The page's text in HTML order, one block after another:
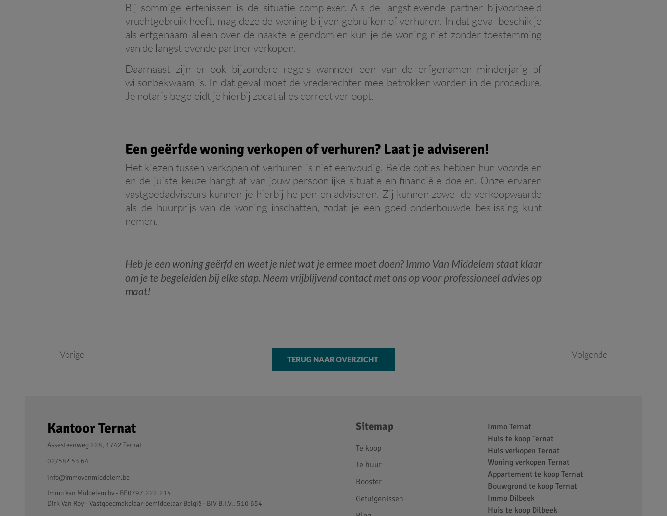
Bij sommige erfenissen is de situatie complexer. Als de langstlevende partner bijvoorbeeld
vruchtgebruik heeft, mag deze de woning blijven gebruiken of verhuren. In dat geval beschik je
als erfgenaam alleen over de naakte eigendom en kun je de woning niet zonder toestemming
van de langstlevende partner verkopen.
Daarnaast zijn er ook bijzondere regels wanneer een van de erfgenamen minderjarig of
wilsonbekwaam is. In dat geval moet de vrederechter mee betrokken worden in de procedure.
Je notaris begeleidt je hierbij zodat alles correct verloopt.
Een geërfde woning verkopen of verhuren? Laat je adviseren!
Het kiezen tussen verkopen of verhuren is niet eenvoudig. Beide opties hebben hun voordelen
en de juiste keuze hangt af van jouw persoonlijke situatie en financiële doelen. Onze ervaren
vastgoedadviseurs kunnen je hierbij helpen en adviseren. Zij kunnen zowel de verkoopwaarde
als de huurprijs van de woning inschatten, zodat je een goed onderbouwde beslissing kunt
nemen.
Heb je een woning geërfd en weet je niet wat je ermee moet doen? Immo Van Middelem staat klaar
om je te begeleiden bij elke stap. Neem vrijblijvend contact met ons op voor professioneel advies op
maat!
Vorige Volgende
TERUG NAAR OVERZICHT
Kantoor Ternat
Assesteenweg 228, 1742 Ternat
02/582 53 64
info@immovanmiddelem.be
Immo Van Middelem bv - BE0797.222.214
Dirk Van Roy - Vastgoedmakelaar-bemiddelaar België - BIV B.I.V.: 510 654
Sitemap
Te koop
Te huur
Booster
Getuigenissen
Immo Ternat
Huis te koop Ternat
Huis verkopen Ternat
Woning verkopen Ternat
Appartement te koop Ternat
Bouwgrond te koop Ternat
Immo Dilbeek
Huis te koop Dilbeek